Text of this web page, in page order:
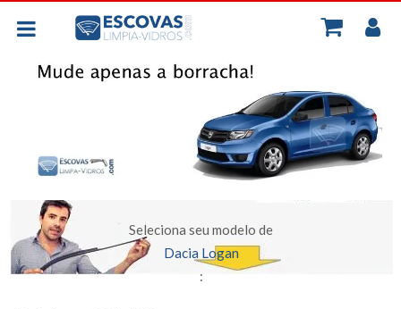
BORRACHAS UNIVERSAIS
ESCOVAS POR CARRO
Seleciona seu modelo de
Dacia Logan
: